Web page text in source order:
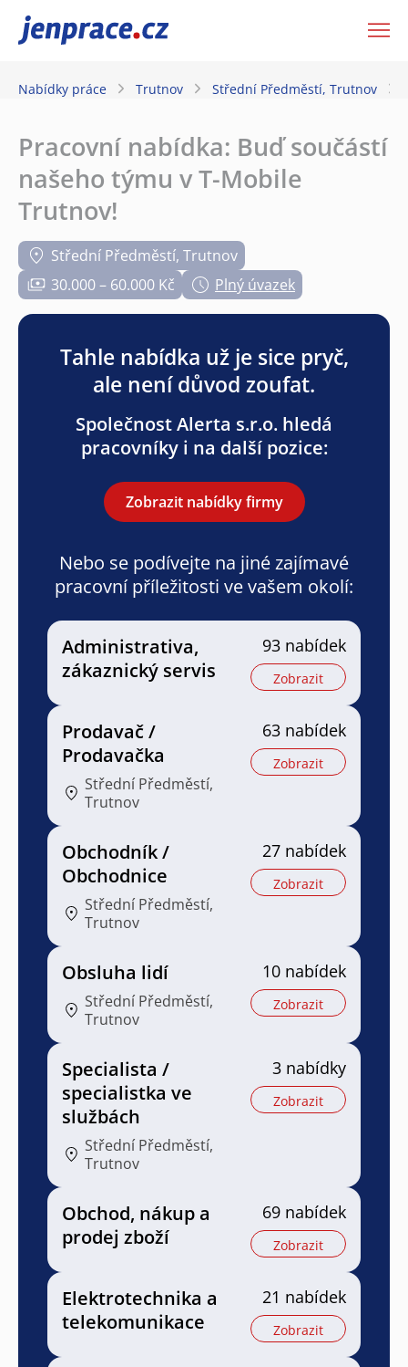
JenPráce.cz
Nabídky práce Trutnov Střední Předměstí, Trutnov
Pracovní nabídka: Buď součástí
našeho týmu v T-Mobile
Trutnov!
Střední Předměstí, Trutnov
30.000 – 60.000 Kč
Plný úvazek
Tahle nabídka už je sice pryč,
ale není důvod zoufat.
Společnost Alerta s.r.o. hledá
pracovníky i na další pozice:
Zobrazit nabídky firmy
Nebo se podívejte na jiné zajímavé
pracovní příležitosti ve vašem okolí:
Administrativa,
zákaznický servis
93 nabídek
Zobrazit
Prodavač /
Prodavačka
Střední Předměstí,
Trutnov
63 nabídek
Zobrazit
Obchodník /
Obchodnice
Střední Předměstí,
Trutnov
27 nabídek
Zobrazit
Obsluha lidí
Střední Předměstí,
Trutnov
10 nabídek
Zobrazit
Specialista /
specialistka ve
službách
Střední Předměstí,
Trutnov
3 nabídky
Zobrazit
Obchod, nákup a
prodej zboží
69 nabídek
Zobrazit
Elektrotechnika a
telekomunikace
21 nabídek
Zobrazit